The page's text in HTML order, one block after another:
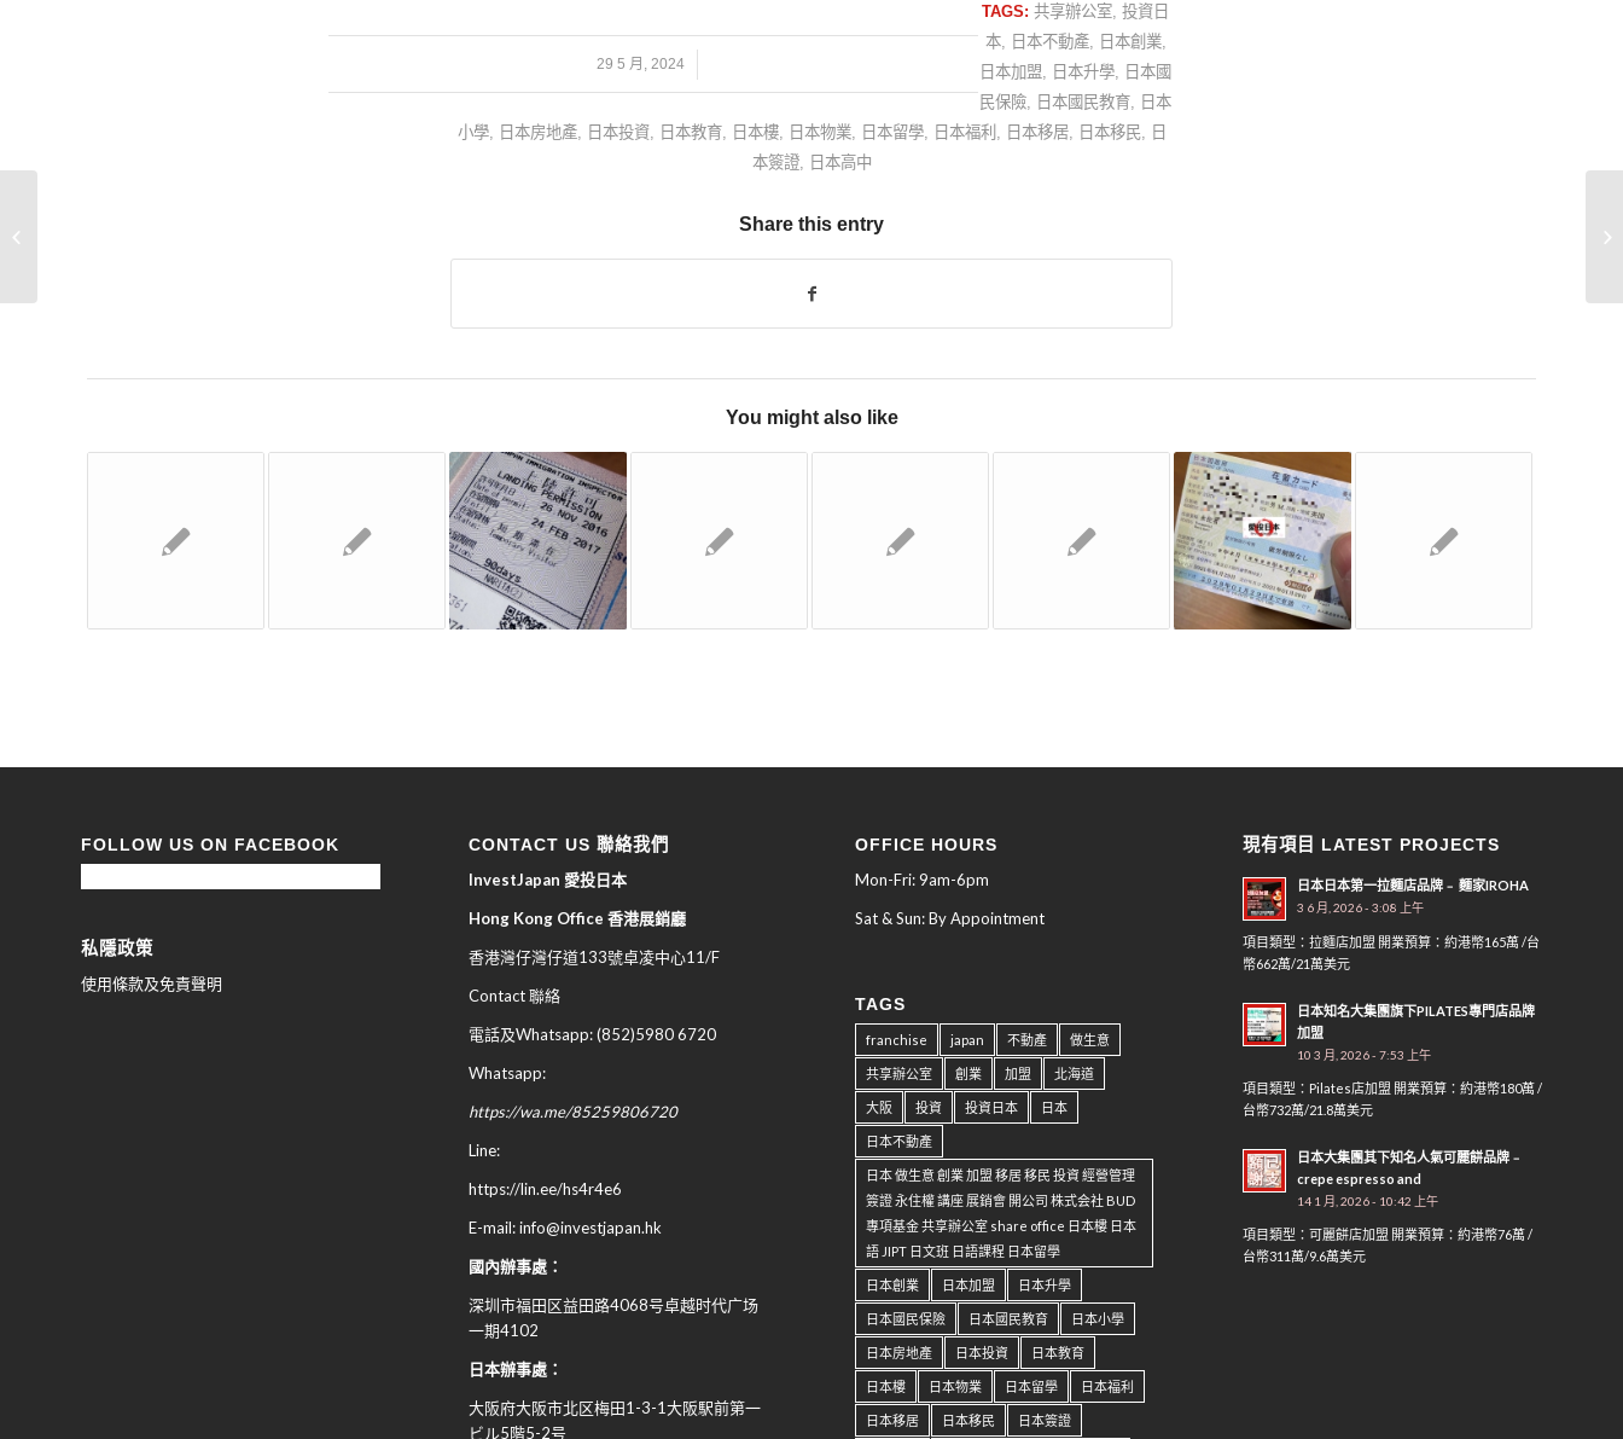
29 5 月, 2024
/
TAGS: 共享辦公室 ,投資日
本, 日本不動產, 日本創業,
日本加盟
日本升學
日本國
民保險
日本國民教育
日本
小學, 日本房地產, 日本投資, 日本教育, 日本樓, 日本物業, 日本留學, 日本福利 日本移居, 日本移民
日
本簽證, 日本高中
Share this entry
You might also like
FOLLOW US ON FACEBOOK
私隱政策
使用條款及免責聲明
CONTACT US 聯絡我們
InvestJapan 愛投日本
Hong Kong Office 香港展銷廳
香港灣仔灣仔道133號卓凌中心11/F
Contact 聯絡
電話及Whatsapp: (852)5980 6720
Whatsapp:
https://wa.me/85259806720
Line:
https://lin.ee/hs4r4e6
E-mail: info@investjapan.hk
國內辦事處：
深圳市福田区益田路4068号卓越时代广场
一期4102
日本辦事處：
大阪府大阪市北区梅田1-3-1大阪駅前第一
ビル5階5-2号
OFFICE HOURS
Mon-Fri: 9am-6pm
Sat & Sun: By Appointment
TAGS
franchise japan 不動產 做生意
共享辦公室 創業 加盟 北海道
大阪 投資 投資日本 日本
日本不動產
日本 做生意 創業 加盟 移居 移民 投資 經營管理
簽證 永住權 講座 展銷會 開公司 株式会社 BUD
專項基金 共享辦公室 share office 日本樓 日本
語 JIPT 日文班 日語課程 日本留學
日本創業 日本加盟 日本升學
日本國民保險 日本國民教育 日本小學
日本房地產 日本投資 日本教育
日本樓 日本物業 日本留學 日本福利
日本移居 日本移民 日本簽證
現有項目 LATEST PROJECTS
日本日本第一拉麵店品牌﹣ 麵家IROHA
3 6 月, 2026 - 3:08 上午
項目類型：拉麵店加盟 開業預算：約港幣165萬 /台
幣662萬/21萬美元
日本知名大集團旗下PILATES專門店品牌
加盟
10 3 月, 2026 - 7:53 上午
項目類型：Pilates店加盟 開業預算：約港幣180萬 /
台幣732萬/21.8萬美元
日本大集團其下知名人氣可麗餅品牌﹣
crepe espresso and
14 1 月, 2026 - 10:42 上午
項目類型：可麗餅店加盟 開業預算：約港幣76萬 /
台幣311萬/9.6萬美元